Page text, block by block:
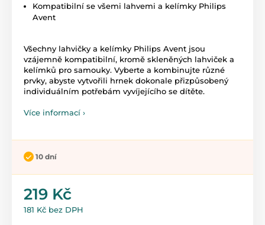
Kompatibilní se všemi lahvemi a kelímky Philips
Avent
Všechny lahvičky a kelímky Philips Avent jsou
vzájemně kompatibilní, kromě skleněných lahviček a
kelímků pro samouky. Vyberte a kombinujte různé
prvky, abyste vytvořili hrnek dokonale přizpůsobený
individuálním potřebám vyvíjejícího se dítěte.
Více informací ›
10 dní
219 Kč
181 Kč bez DPH